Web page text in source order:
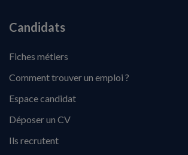
Candidats
Fiches métiers
Comment trouver un emploi ?
Espace candidat
Déposer un CV
Ils recrutent